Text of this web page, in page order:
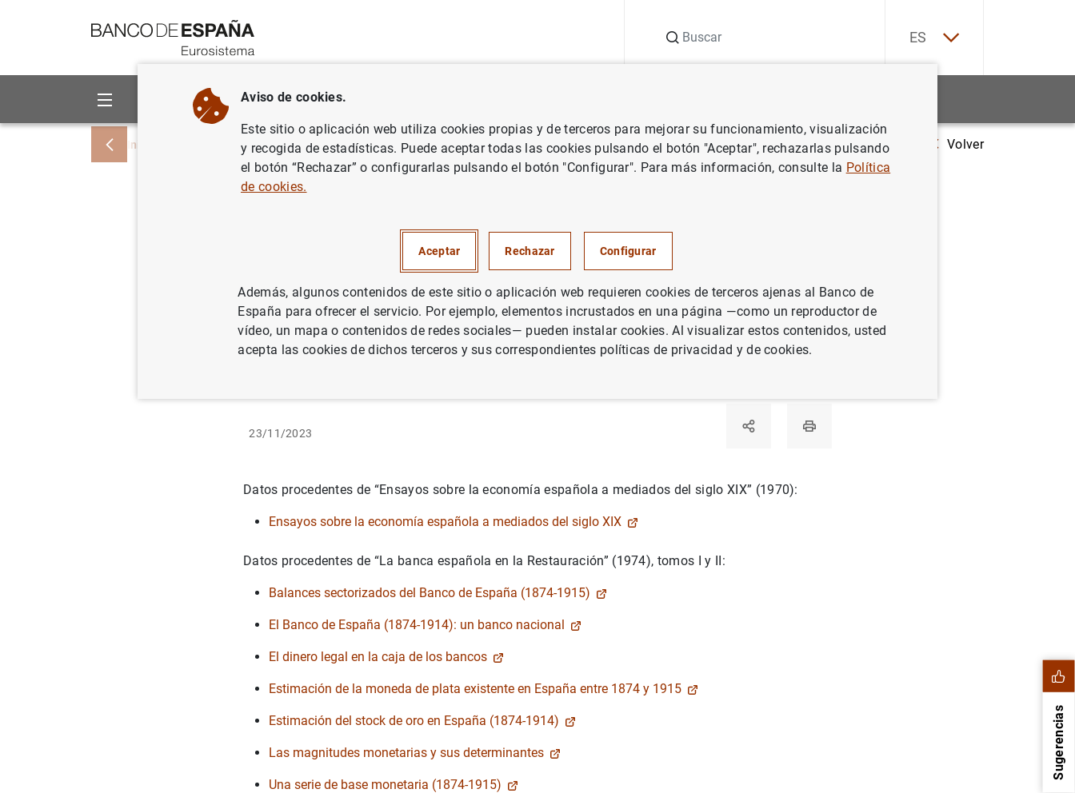
ES
Sobre el Banco Áreas de actuación
Inicio Estadísticas históricas para investigadores Anuncios sobre estadísticas históricas para investigadores Nuevos conjuntos de datos de las obras “Ensayos
Volver
“Ensayos sobre la economía española a
mediados del siglo XIX” (1970) y “La banca
española en la Restauración” (1974), tomos I y II
Estadísticas históricas para investigadores
23/11/2023
Datos procedentes de “Ensayos sobre la economía española a mediados del siglo XIX” (1970):
Ensayos sobre la economía española a mediados del siglo XIX
Datos procedentes de “La banca española en la Restauración” (1974), tomos I y II:
Balances sectorizados del Banco de España (1874-1915)
El Banco de España (1874-1914): un banco nacional
El dinero legal en la caja de los bancos
Estimación de la moneda de plata existente en España entre 1874 y 1915
Estimación del stock de oro en España (1874-1914)
Las magnitudes monetarias y sus determinantes
Una serie de base monetaria (1874-1915)
Sugerencias
Aviso de cookies.
Este sitio o aplicación web utiliza cookies propias y de terceros para mejorar su funcionamiento, visualización
y recogida de estadísticas. Puede aceptar todas las cookies pulsando el botón "Aceptar", rechazarlas pulsando
el botón “Rechazar” o configurarlas pulsando el botón "Configurar". Para más información, consulte la Política
de cookies.
Aceptar Rechazar Configurar
Además, algunos contenidos de este sitio o aplicación web requieren cookies de terceros ajenas al Banco de
España para ofrecer el servicio. Por ejemplo, elementos incrustados en una página —como un reproductor de
vídeo, un mapa o contenidos de redes sociales— pueden instalar cookies. Al visualizar estos contenidos, usted
acepta las cookies de dichos terceros y sus correspondientes políticas de privacidad y de cookies.